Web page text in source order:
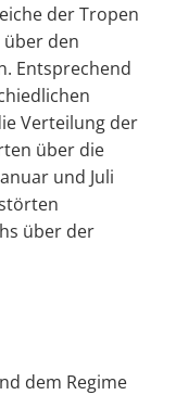
der Tropen
den
Entsprechend
Verteilung der
über die
und Juli
über der
dem Regime